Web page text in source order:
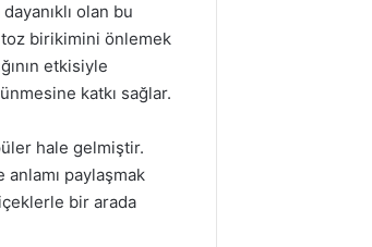
olan bu
toz birikimini önlemek
etkisiyle
katkı sağlar.
hale gelmiştir.
paylaşmak
bir arada